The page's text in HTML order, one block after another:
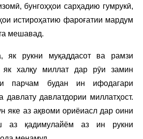
бунгоҳҳои сарҳадию гумрукӣ,
истироҳатию фароғатии мардум
мешавад.
як рукни муқаддасот ва рамзи
як халқу миллат дар рӯи замин
парчам будан ин ифодагари
давлату давлатдории миллатҳост.
яке аз ақвоми ориёиасл дар оини
аз қадимулайём аз ин рукни